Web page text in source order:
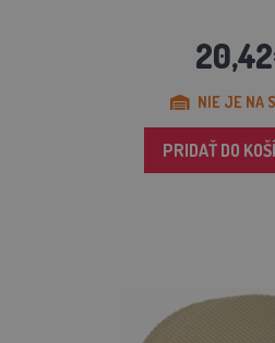
NIE JE NA
PRIDAŤ DO